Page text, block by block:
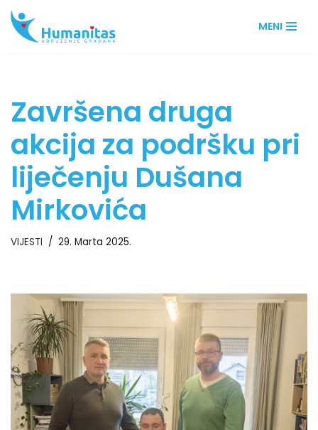
Skip
MENI
Završena druga
akcija za podršku pri
liječenju Dušana
Mirkovića
VIJESTI 29. Marta 2025.